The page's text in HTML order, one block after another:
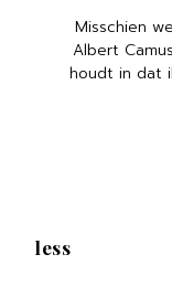
Misschien
Albert
houdt in dat
less